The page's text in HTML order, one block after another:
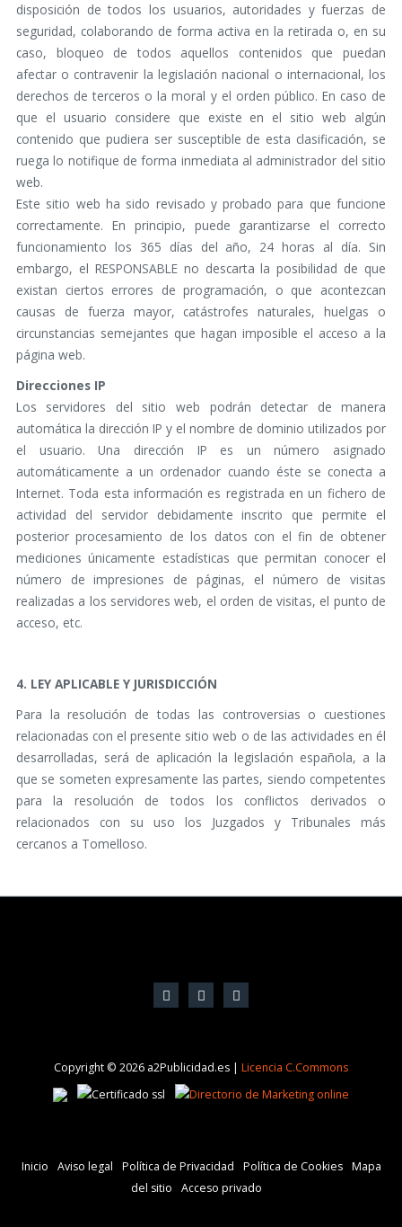
disposición de todos los usuarios, autoridades y fuerzas de
seguridad, colaborando de forma activa en la retirada o, en su
caso, bloqueo de todos aquellos contenidos que puedan
afectar o contravenir la legislación nacional o internacional, los
derechos de terceros o la moral y el orden público. En caso de
que el usuario considere que existe en el sitio web algún
contenido que pudiera ser susceptible de esta clasificación, se
ruega lo notifique de forma inmediata al administrador del sitio
web.
Este sitio web ha sido revisado y probado para que funcione
correctamente. En principio, puede garantizarse el correcto
funcionamiento los 365 días del año, 24 horas al día. Sin
embargo, el RESPONSABLE no descarta la posibilidad de que
existan ciertos errores de programación, o que acontezcan
causas de fuerza mayor, catástrofes naturales, huelgas o
circunstancias semejantes que hagan imposible el acceso a la
página web.
Direcciones IP
Los servidores del sitio web podrán detectar de manera
automática la dirección IP y el nombre de dominio utilizados por
el usuario. Una dirección IP es un número asignado
automáticamente a un ordenador cuando éste se conecta a
Internet. Toda esta información es registrada en un fichero de
actividad del servidor debidamente inscrito que permite el
posterior procesamiento de los datos con el fin de obtener
mediciones únicamente estadísticas que permitan conocer el
número de impresiones de páginas, el número de visitas
realizadas a los servidores web, el orden de visitas, el punto de
acceso, etc.
4. LEY APLICABLE Y JURISDICCIÓN
Para la resolución de todas las controversias o cuestiones
relacionadas con el presente sitio web o de las actividades en él
desarrolladas, será de aplicación la legislación española, a la
que se someten expresamente las partes, siendo competentes
para la resolución de todos los conflictos derivados o
relacionados con su uso los Juzgados y Tribunales más
cercanos a Tomelloso.
Copyright © 2026 a2Publicidad.es | Licencia C.Commons
Inicio Aviso legal Política de Privacidad Política de Cookies
Mapa
del sitio
Acceso privado